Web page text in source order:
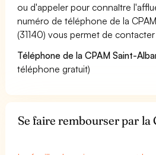
ou d'appeler pour connaître
numéro de téléphone de la
(31140) vous permet de
Téléphone de la CPAM Saint-
téléphone gratuit)
Se faire rembourser par la